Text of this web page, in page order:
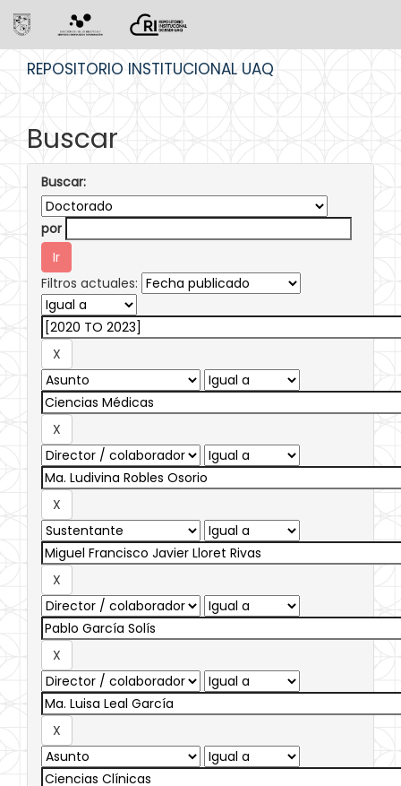
REPOSITORIO INSTITUCIONAL UAQ
Buscar
Buscar:
por
Filtros actuales: